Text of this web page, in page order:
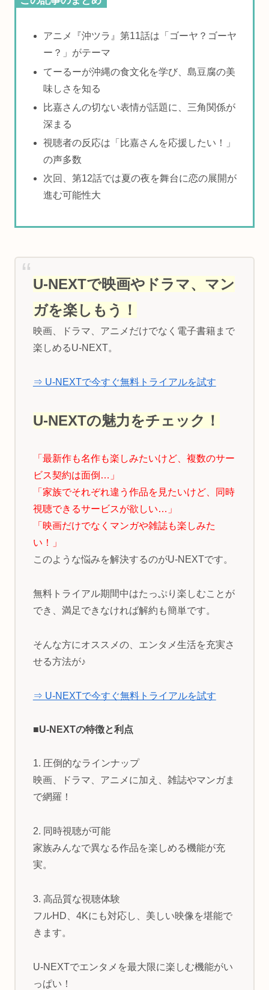
アニメ『沖ツラ』第11話は「ゴーヤ？ゴーヤ
ー？」がテーマ
てーるーが沖縄の食文化を学び、島豆腐の美
味しさを知る
比嘉さんの切ない表情が話題に、三角関係が
深まる
視聴者の反応は「比嘉さんを応援したい！」
の声多数
次回、第12話では夏の夜を舞台に恋の展開が
進む可能性大
U-NEXTで映画やドラマ、マン
ガを楽しもう！
映画、ドラマ、アニメだけでなく電子書籍まで
楽しめるU-NEXT。
⇒ U-NEXTで今すぐ無料トライアルを試す
U-NEXTの魅力をチェック！
「最新作も名作も楽しみたいけど、複数のサー
ビス契約は面倒…」
「家族でそれぞれ違う作品を見たいけど、同時
視聴できるサービスが欲しい…」
「映画だけでなくマンガや雑誌も楽しみた
い！」
このような悩みを解決するのがU-NEXTです。
無料トライアル期間中はたっぷり楽しむことが
でき、満足できなければ解約も簡単です。
そんな方にオススメの、エンタメ生活を充実さ
せる方法が♪
⇒ U-NEXTで今すぐ無料トライアルを試す
■U-NEXTの特徴と利点
1. 圧倒的なラインナップ
映画、ドラマ、アニメに加え、雑誌やマンガま
で網羅！
2. 同時視聴が可能
家族みんなで異なる作品を楽しめる機能が充
実。
3. 高品質な視聴体験
フルHD、4Kにも対応し、美しい映像を堪能で
きます。
U-NEXTでエンタメを最大限に楽しむ機能がい
っぱい！